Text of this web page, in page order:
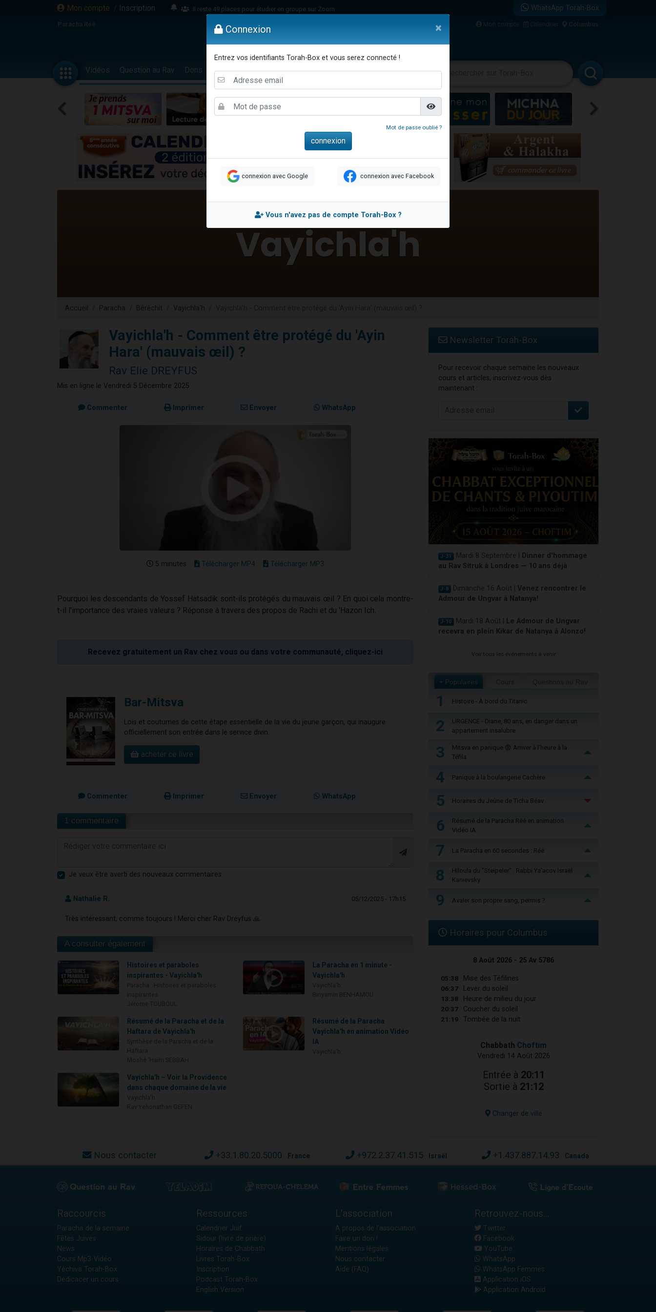
Mon compte / Inscription
Il reste 49 places pour étudier en groupe sur Zoom
16 personnes viennent de faire un don pour Diane, 80 ans, dans un appartement insalubre
2 personnes viennent de faire un don pour 1 Journée de Vacances Pour les Enfants
17 personnes viennent de demander une bénédiction
4 personnes viennent de nous rejoindre sur WhatsApp
Il reste 49 places pour étudier en groupe sur Zoom
Eva vient de donner son Maasser
4 personnes viennent de nous rejoindre sur WhatsApp
3 personnes viennent de nous rejoindre sur WhatsApp
Odaya vient de donner son Maasser
2 personnes viennent de nous rejoindre sur WhatsApp
13 personnes viennent de demander une bénédiction
30 personnes viennent de faire un don pour Sauvez la jambe de Yohan
Il reste 49 places pour étudier en groupe sur Zoom
WhatsApp Torah-Box
Paracha Réé Mon compte Calendrier Columbus
Vidéos Question au Rav Dons Femmes Enfants Etude sur Texte Musique Paracha Divertissements
Accueil Paracha Béréchit Vayichla'h
Vayichla'h - Comment être protégé du 'Ayin
Hara' (mauvais œil) ?
Rav Elie DREYFUS
Mis en ligne le Vendredi 5 Décembre 2025
Commenter Imprimer Envoyer WhatsApp
5 minutes Télécharger MP4 Télécharger MP3
Pourquoi les descendants de Yossef Hatsadik sont-ils protégés du mauvais œil ? En quoi cela montre-
t-il l'importance des vraies valeurs ? Réponse à travers des propos de Rachi et du 'Hazon Ich.
Recevez gratuitement un Rav chez vous ou dans votre communauté, cliquez-ici
Bar-Mitsva
Lois et coutumes de cette étape essentielle de la vie du jeune garçon, qui inaugure
officiellement son entrée dans le service divin.
acheter ce livre
Commenter Imprimer Envoyer WhatsApp
1 commentaire
Je veux être averti des nouveaux commentaires
Nathalie R. 05/12/2025 - 17h15
Très intéressant, comme toujours ! Merci cher Rav Dreyfus 🙏
A consulter également
Histoires et paraboles
inspirantes - Vayichla'h
La Paracha en 1 minute -
Vayichla'h
Résumé de la Paracha et de la
Haftara de Vayichla'h
Résumé de la Paracha
Vayichla'h en animation Vidéo
IA
Vayichla'h – Voir la Providence
dans chaque domaine de la vie
Newsletter Torah-Box
Pour recevoir chaque semaine les nouveaux
cours et articles, inscrivez-vous dès
maintenant :
J-31 Mardi 8 Septembre |
Dinner d'hommage
au Rav Sitruk à Londres — 10 ans déjà
J-8 Dimanche 16 Août | Venez rencontrer le
Admour de Ungvar à Natanya!
J-10 Mardi 18 Août |
Le Admour de Ungvar
recevra en plein Kikar de Natanya à Alonzo!
Voir tous les événements à venir
+ Populaires
1 Histoire - À bord du Titanic
2
URGENCE - Diane, 80 ans, en danger dans un
appartement insalubre
3
Mitsva en panique 😨 Arriver à l'heure à la
Téfila
4 Panique à la boulangerie Cachère
5 Horaires du Jeûne de Ticha Béav
6
Résumé de la Paracha Réé en animation
Vidéo IA
7 La Paracha en 60 secondes : Réé
8
Hiloula du "Steïpeler" : Rabbi Ya’acov Israël
Kanievsky
9 Avaler son propre sang, permis ?
Horaires pour Columbus
8 Août 2026 - 25 Av 5786
05:38 Mise des Téfilines
06:37 Lever du soleil
13:38 Heure de milieu du jour
20:37 Coucher du soleil
21:19 Tombée de la nuit
Chabbath Choftim
Vendredi 14 Août 2026
Entrée à 20:11
Sortie à 21:12
Changer de ville
Nous contacter +33.1.80.20.5000 France +972.2.37.41.515 Israël +1.437.887.14.93 Canada
Raccourcis
Paracha de la semaine
Fêtes Juives
News
Cours Mp3-Vidéo
Yéchiva Torah-Box
Dédicacer un cours
Ressources
Calendrier Juif
Sidour (livre de prière)
Horaires de Chabbath
Livres Torah-Box
Inscription
Podcast Torah-Box
English Version
L'association
A propos de l'association
Faire un don !
Mentions légales
Nous contacter
Aide (FAQ)
Retrouvez-nous...
Twitter
Facebook
YouTube
WhatsApp
WhatsApp Femmes
Application iOS
Application Android
Connexion ×
Entrez vos identifiants Torah-Box et vous serez connecté !
Mot de passe oublié ?
connexion avec Google connexion avec Facebook
Vous n'avez pas de compte Torah-Box ?